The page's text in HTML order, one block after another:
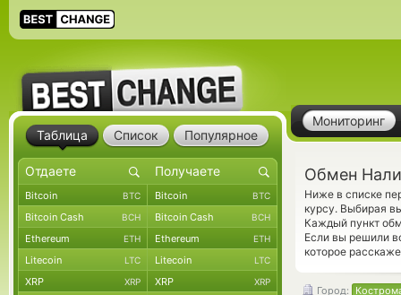
Мониторинг
Обмен
Ниже в списке
курсу. Выбирая
Каждый пункт
Если вы решили
которое
Город:
Таблица Список Популярное
Bitcoin BTC Bitcoin BTC
Bitcoin Cash BCH Bitcoin Cash BCH
Ethereum ETH Ethereum ETH
Litecoin LTC Litecoin LTC
XRP XRP XRP XRP